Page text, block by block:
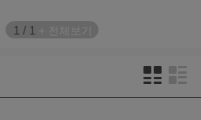
1 / 1 + 전체보기